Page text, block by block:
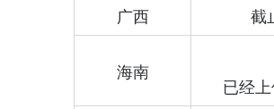
广西
截
海南
已经